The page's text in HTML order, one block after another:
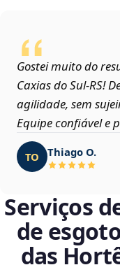
Gostei muito do
Caxias do Sul‑RS!
agilidade, sem
Equipe confiável e
TO Thiago O.
Serviços
de
das